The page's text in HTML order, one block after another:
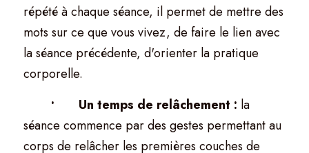
répété à chaque séance, il permet de mettre des
mots sur ce que vous vivez, de faire le lien avec
la séance précédente, d'orienter la pratique
corporelle.
	•	Un temps de relâchement :
la
séance commence par des gestes permettant au
corps de relâcher les premières couches de